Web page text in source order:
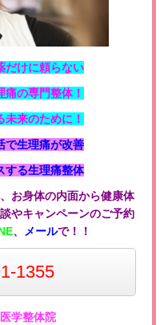
だけに頼らない
の専門整体！
来のために！
で生理痛が改善
する生理痛整体
お身体の内面から健康体
やキャンペーンのご予約
、 メールで！！
1355
学整体院